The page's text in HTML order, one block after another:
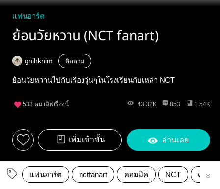
แฟนอาร์ต
ย้อนวัยหวาน (NCT fanart)
gnihknim ติดตาม
ย้อนวัยหวานไปกับเรื่องวุ่นๆในโรงเรียนกับเหล่า NCT
533 คน เลิฟเรื่องนี้ 43.32K 853 1.54K
เพิ่มเข้าชั้น อ่านเลย
แฟนอาร์ต nctfanart คอมมิค NCT wayv